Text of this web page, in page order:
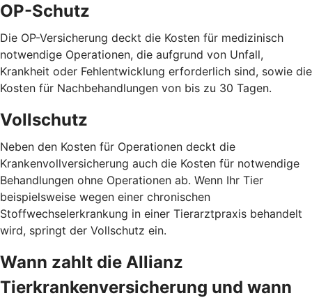
OP-Schutz
Die OP-Versicherung deckt die Kosten für medizinisch
notwendige Operationen, die aufgrund von Unfall,
Krankheit oder Fehlentwicklung erforderlich sind, sowie die
Kosten für Nachbehandlungen von bis zu 30 Tagen.
Vollschutz
Neben den Kosten für Operationen deckt die
Krankenvollversicherung auch die Kosten für notwendige
Behandlungen ohne Operationen ab. Wenn Ihr Tier
beispielsweise wegen einer chronischen
Stoffwechselerkrankung in einer Tierarztpraxis behandelt
wird, springt der Vollschutz ein.
Wann zahlt die Allianz
Tierkrankenversicherung und wann